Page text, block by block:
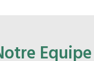
Equipe